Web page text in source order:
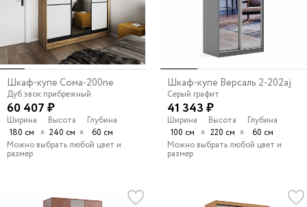
Шкаф-купе Сома-200ne
Дуб эвок прибрежный
60 407 ₽
Ширина
180 см х
Высота
240 см х
Глубина
60 см
Можно выбрать любой цвет и
размер
Шкаф-купе Версаль 2-202aj
Серый графит
41 343 ₽
Ширина
100 см х
Высота
220 см х
Глубина
60 см
Можно выбрать любой цвет и
размер